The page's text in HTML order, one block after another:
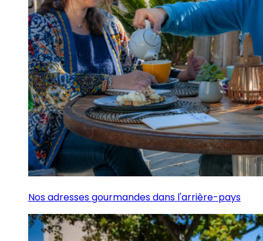
Nos adresses gourmandes dans l'arrière-pays